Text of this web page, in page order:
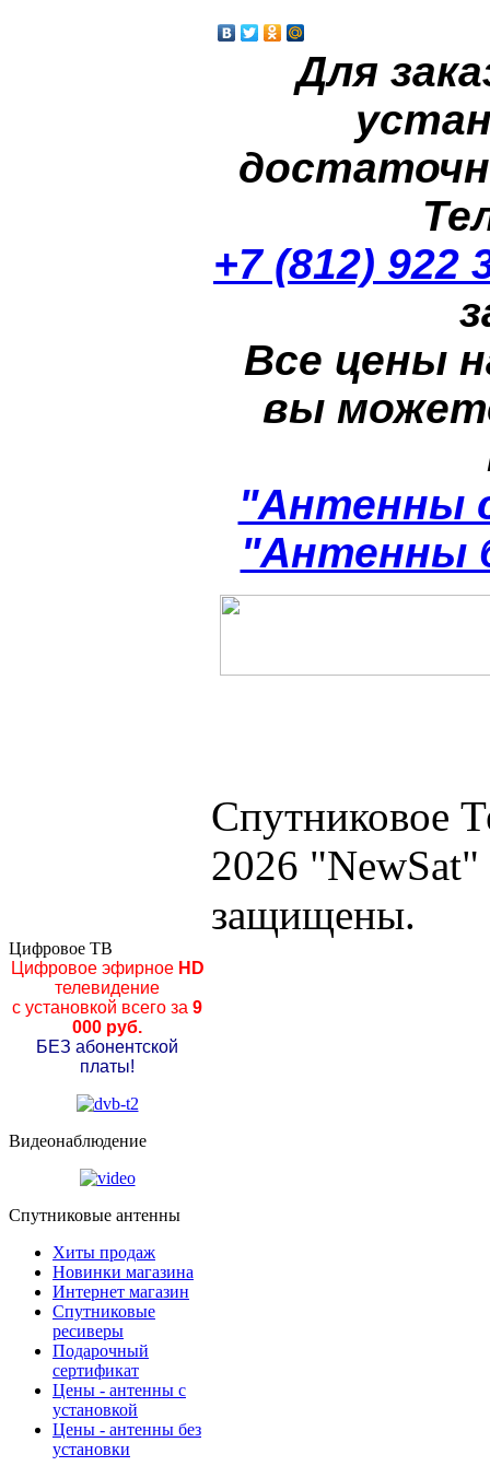
Для
+7 (812) 922
Все цены
вы
"Антенны
"Антенны
Спутниковое
2026
защищены.
Цифровое ТВ
Цифровое эфирноеHD
телевидение
с установкой всего за 9
000 руб.
БЕЗ абонентской
платы!
Видеонаблюдение
Спутниковые антенны
Хиты продаж
Новинки магазина
Интернет магазин
Спутниковые
ресиверы
Подарочный
сертификат
Цены - антенны с
установкой
Цены - антенны без
установки